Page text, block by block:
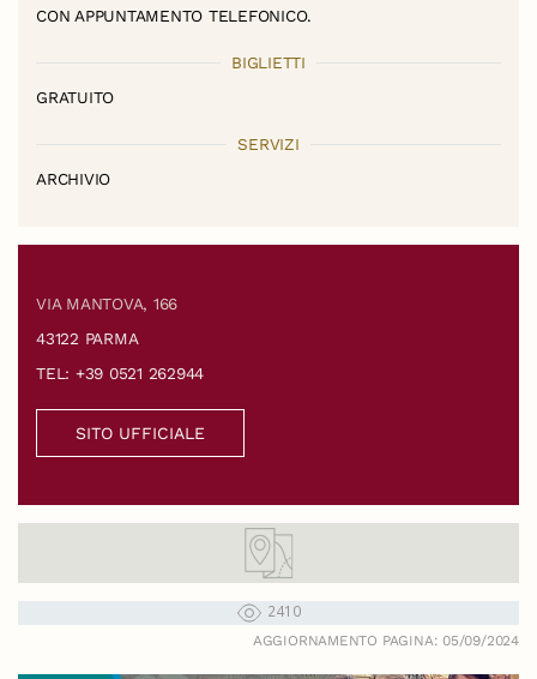
CON APPUNTAMENTO TELEFONICO.
BIGLIETTI
GRATUITO
SERVIZI
ARCHIVIO
VIA MANTOVA, 166
43122 PARMA
TEL: +39 0521 262944
SITO UFFICIALE
2410
AGGIORNAMENTO PAGINA: 05/09/2024